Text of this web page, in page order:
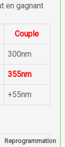
en gagnant
Couple
300nm
355nm
+55nm
Reprogrammation